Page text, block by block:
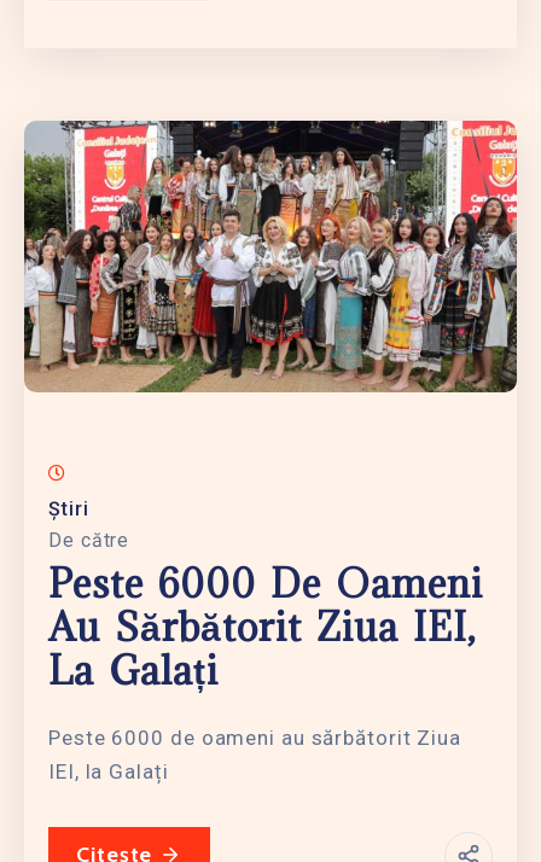
Știri
De către
Peste 6000 De Oameni
Au Sărbătorit Ziua IEI,
La Galați
Peste 6000 de oameni au sărbătorit Ziua
IEI, la Galați
Citește